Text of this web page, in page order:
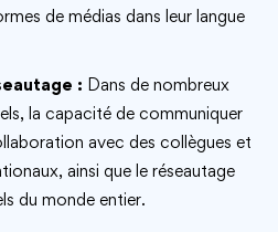
de médias dans leur langue
: Dans de nombreux
la capacité de communiquer
avec des collègues et
ainsi que le réseautage
du monde entier.